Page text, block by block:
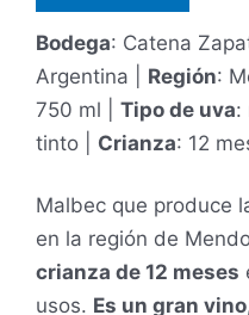
Bodega: Catena
Argentina | Región:
750 ml | Tipo de uva:
tinto | Crianza: 12
Malbec que produce
en la región de
crianza de 12 meses
usos. Es un gran